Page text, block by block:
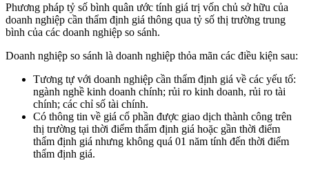
Phương pháp tỷ số bình quân ước tính giá trị vốn chủ sở hữu của
doanh nghiệp cần thẩm định giá thông qua tỷ số thị trường trung
bình của các doanh nghiệp so sánh.
Doanh nghiệp so sánh là doanh nghiệp thỏa mãn các điều kiện sau:
Tương tự với doanh nghiệp cần thẩm định giá về các yếu tố:
ngành nghề kinh doanh chính; rủi ro kinh doanh, rủi ro tài
chính; các chỉ số tài chính.
Có thông tin về giá cổ phần được giao dịch thành công trên
thị trường tại thời điểm thẩm định giá hoặc gần thời điểm
thẩm định giá nhưng không quá 01 năm tính đến thời điểm
thẩm định giá.